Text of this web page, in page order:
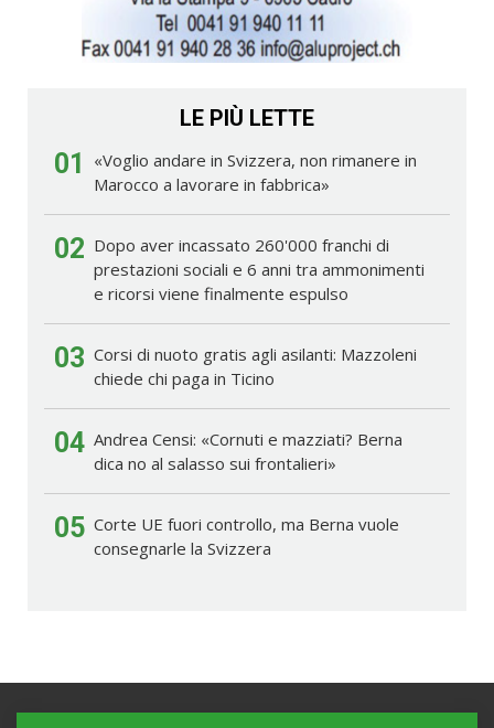
LE PIÙ LETTE
01
«Voglio andare in Svizzera, non rimanere in
Marocco a lavorare in fabbrica»
02 Dopo aver incassato 260'000 franchi di
prestazioni sociali e 6 anni tra ammonimenti
e ricorsi viene finalmente espulso
03 Corsi di nuoto gratis agli asilanti: Mazzoleni
chiede chi paga in Ticino
04 Andrea Censi: «Cornuti e mazziati? Berna
dica no al salasso sui frontalieri»
05 Corte UE fuori controllo, ma Berna vuole
consegnarle la Svizzera